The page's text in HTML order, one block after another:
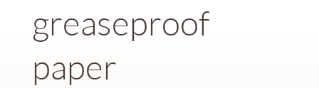
greaseproof
paper